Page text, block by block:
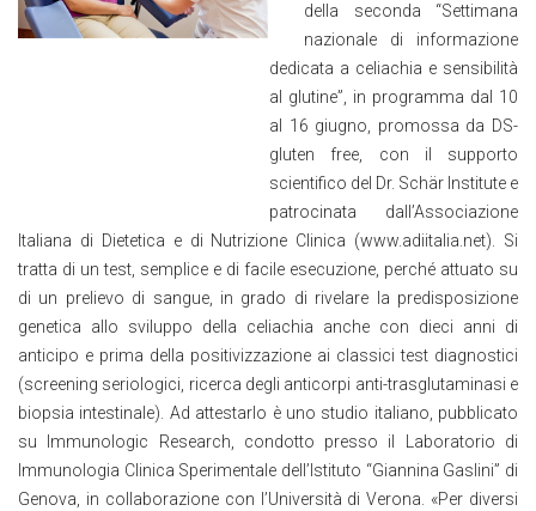
o
o
n
della seconda “Settimana
nazionale di informazione
dedicata a celiachia e sensibilità
al glutine”, in programma dal 10
al 16 giugno, promossa da DS-
gluten free, con il supporto
scientifico del Dr. Schär Institute e
patrocinata dall’Associazione
Italiana di Dietetica e di Nutrizione Clinica (www.adiitalia.net). Si
tratta di un test, semplice e di facile esecuzione, perché attuato su
di un prelievo di sangue, in grado di rivelare la predisposizione
genetica allo sviluppo della celiachia anche con dieci anni di
anticipo e prima della positivizzazione ai classici test diagnostici
(screening seriologici, ricerca degli anticorpi anti-trasglutaminasi e
biopsia intestinale). Ad attestarlo è uno studio italiano, pubblicato
su Immunologic Research, condotto presso il Laboratorio di
Immunologia Clinica Sperimentale dell’Istituto “Giannina Gaslini” di
Genova, in collaborazione con l’Università di Verona. «Per diversi